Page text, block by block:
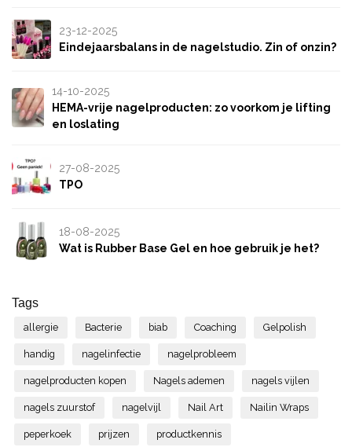
23-12-2025
Eindejaarsbalans in de nagelstudio. Zin of onzin?
14-10-2025
HEMA-vrije nagelproducten: zo voorkom je lifting
en loslating
27-08-2025
TPO
18-08-2025
Wat is Rubber Base Gel en hoe gebruik je het?
Tags
allergie Bacterie biab Coaching Gelpolish
handig nagelinfectie nagelprobleem
nagelproducten kopen Nagels ademen nagels vijlen
nagels zuurstof nagelvijl Nail Art Nailin Wraps
peperkoek prijzen productkennis